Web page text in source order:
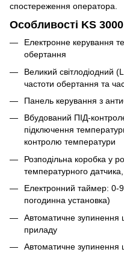
спостереження оператора.
Особливості KS
Електронне керування
обертання
Великий світлодіодний
частоти обертання та
Панель керування з
Вбудований ПІД-
підключення
контролю температури
Розподільна коробка у
температурного
Електронний таймер: 0-
погодинна установка)
Автоматичне зупинення
приладу
Автоматичне зупинення